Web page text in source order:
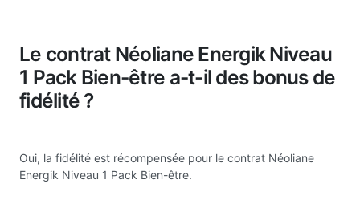
Le contrat Néoliane Energik Niveau
1 Pack Bien-être a-t-il des bonus de
fidélité ?
Oui, la fidélité est récompensée pour le contrat Néoliane
Energik Niveau 1 Pack Bien-être.